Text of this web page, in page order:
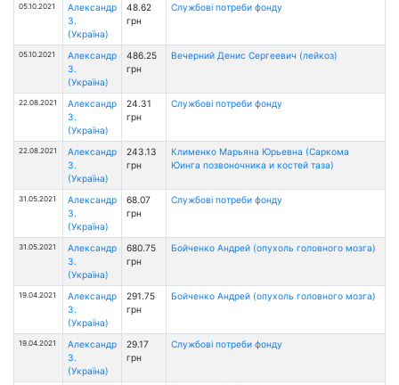
05.10.2021
Александр
З.
(Україна)
48.62
грн
Службові потреби фонду
05.10.2021
Александр
З.
(Україна)
486.25
грн
Вечерний Денис Сергеевич (лейкоз)
22.08.2021
Александр
З.
(Україна)
24.31
грн
Службові потреби фонду
22.08.2021
Александр
З.
(Україна)
243.13
грн
Клименко Марьяна Юрьевна (Саркома
Юинга позвоночника и костей таза)
31.05.2021
Александр
З.
(Україна)
68.07
грн
Службові потреби фонду
31.05.2021
Александр
З.
(Україна)
680.75
грн
Бойченко Андрей (опухоль головного мозга)
19.04.2021
Александр
З.
(Україна)
291.75
грн
Бойченко Андрей (опухоль головного мозга)
19.04.2021
Александр
З.
(Україна)
29.17
грн
Службові потреби фонду